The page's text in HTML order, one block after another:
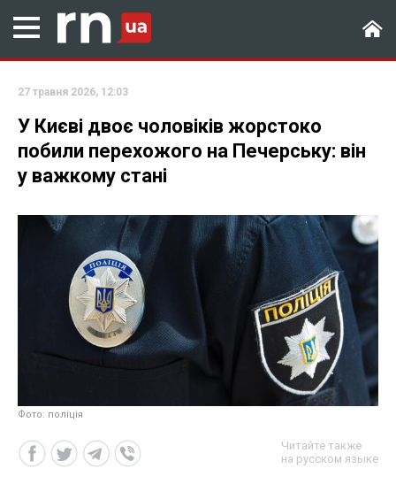
27 травня 2026, 12:03
У Києві двоє чоловіків жорстоко
побили перехожого на Печерську: він
у важкому стані
Фото: поліція
Читайте также
на русском языке